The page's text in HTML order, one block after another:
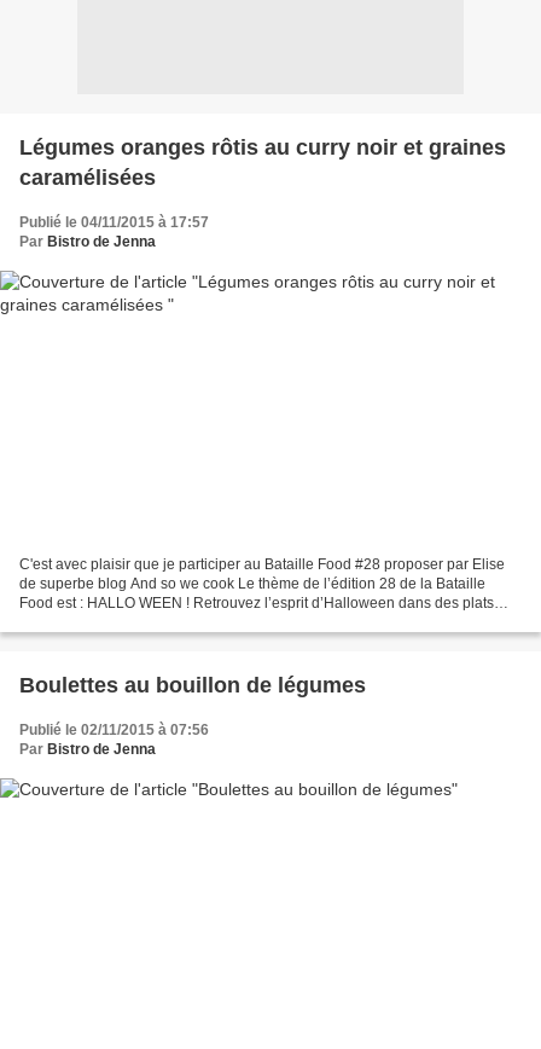
Légumes oranges rôtis au curry noir et graines
caramélisées
Publié le 04/11/2015 à 17:57
Par Bistro de Jenna
C'est avec plaisir que je participer au Bataille Food #28 proposer par Elise
de superbe blog And so we cook Le thème de l’édition 28 de la Bataille
Food est : HALLO WEEN ! Retrouvez l’esprit d’Halloween dans des plats
Boulettes au bouillon de légumes
Publié le 02/11/2015 à 07:56
Par Bistro de Jenna